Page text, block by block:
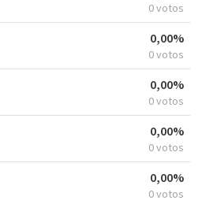
0 votos
0,00%
0 votos
0,00%
0 votos
0,00%
0 votos
0,00%
0 votos